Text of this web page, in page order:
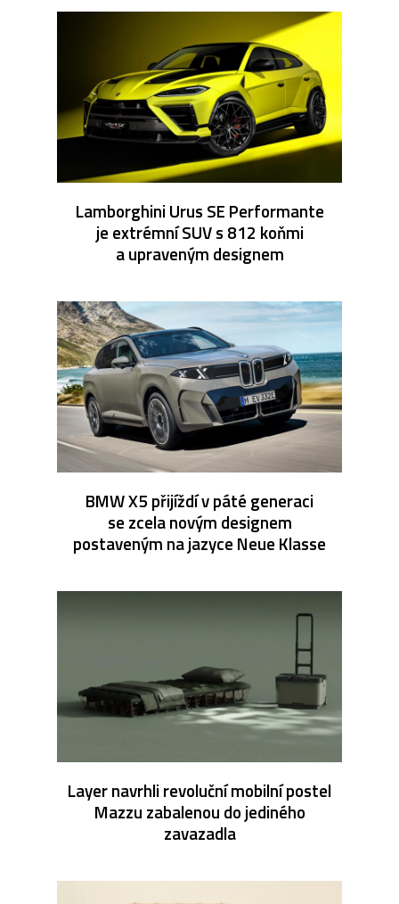
Lamborghini Urus SE Performante
je extrémní SUV s 812 koňmi
a upraveným designem
BMW X5 přijíždí v páté generaci
se zcela novým designem
postaveným na jazyce Neue Klasse
Layer navrhli revoluční mobilní postel
Mazzu zabalenou do jediného
zavazadla